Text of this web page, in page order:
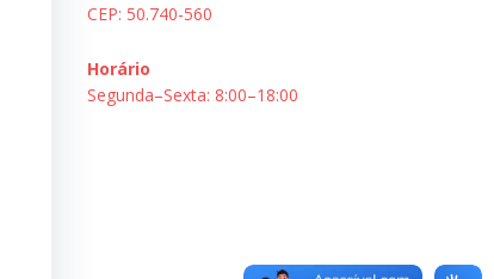
CEP: 50.740-560
Horário
Segunda–Sexta: 8:00–18:00